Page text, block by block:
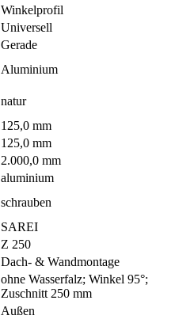
Winkelprofil
Universell
Gerade
Aluminium
natur
125,0 mm
125,0 mm
2.000,0 mm
aluminium
schrauben
SAREI
Z 250
Dach- & Wandmontage
ohne Wasserfalz; Winkel 95°;
Zuschnitt 250 mm
Außen